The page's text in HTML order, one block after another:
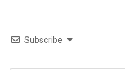
Subscribe